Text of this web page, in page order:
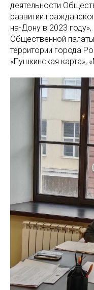
деятельности
развитии
на-Дону в 2023
Общественной
территории города
«Пушкинская карта»,